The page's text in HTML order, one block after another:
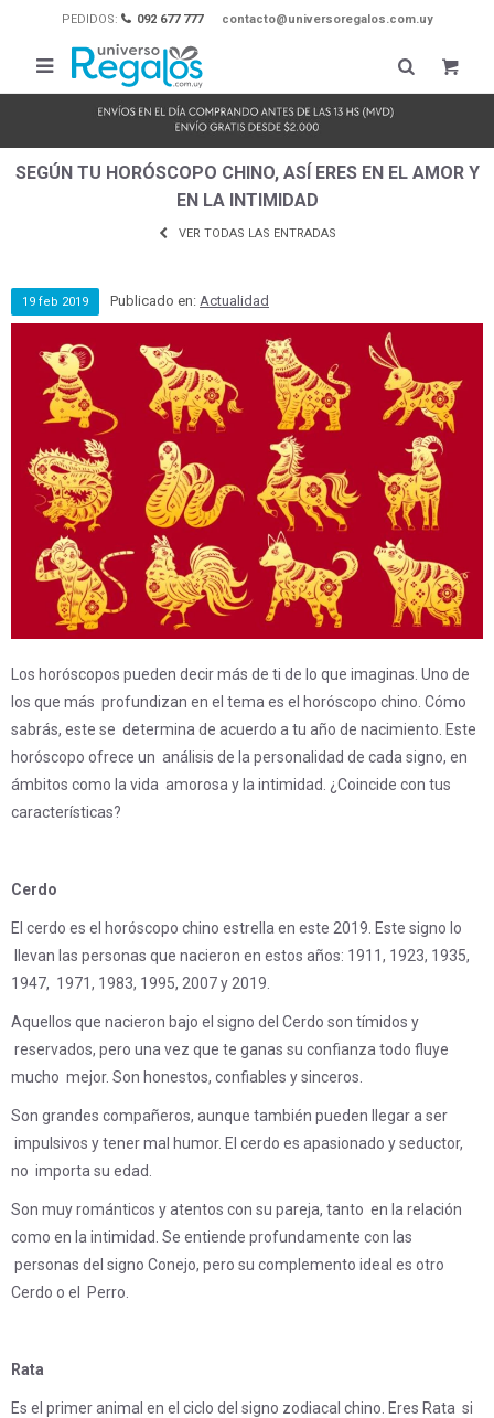
PEDIDOS: 092 677 777 contacto@universoregalos.com.uy

SEGÚN TU HORÓSCOPO CHINO, ASÍ ERES EN EL AMOR Y
EN LA INTIMIDAD
VER TODAS LAS ENTRADAS
19 feb 2019 Publicado en: Actualidad
Los horóscopos pueden decir más de ti de lo que imaginas. Uno de
los que más profundizan en el tema es el horóscopo chino. Cómo
sabrás, este se determina de acuerdo a tu año de nacimiento. Este
horóscopo ofrece un análisis de la personalidad de cada signo, en
ámbitos como la vida amorosa y la intimidad. ¿Coincide con tus
características?
Cerdo
El cerdo es el horóscopo chino estrella en este 2019. Este signo lo
llevan las personas que nacieron en estos años: 1911, 1923, 1935,
1947, 1971, 1983, 1995, 2007 y 2019.
Aquellos que nacieron bajo el signo del Cerdo son tímidos y
reservados, pero una vez que te ganas su confianza todo fluye
mucho mejor. Son honestos, confiables y sinceros.
Son grandes compañeros, aunque también pueden llegar a ser
impulsivos y tener mal humor. El cerdo es apasionado y seductor,
no importa su edad.
Son muy románticos y atentos con su pareja, tanto en la relación
como en la intimidad. Se entiende profundamente con las
personas del signo Conejo, pero su complemento ideal es otro
Cerdo o el Perro.
Rata
Es el primer animal en el ciclo del signo zodiacal chino. Eres Rata si